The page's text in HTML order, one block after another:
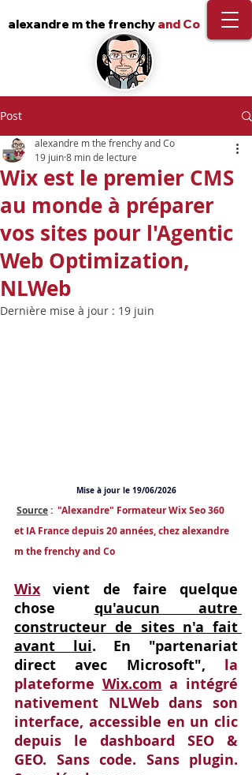
alexandre m the frenchy and Co
Post
Wix est le premier CMS
au monde à préparer
vos sites pour l'Agentic
Web Optimization,
NLWeb
alexandre m the frenchy and Co
19 juin8 min de lecture
Dernière mise à jour : 19 juin
Mise à jour le 19/06/2026
Source : "Alexandre" Formateur Wix Seo 360
et IA France depuis 20 années, chez alexandre
m the frenchy and Co
Wix vient de faire quelque
chose qu'aucun autre
constructeur de sites n'a fait
avant lui. En "partenariat
direct avec Microsoft", la
plateforme Wix.com a intégré
nativement NLWeb dans son
interface, accessible en un clic
depuis le dashboard SEO &
GEO. Sans code. Sans plugin.